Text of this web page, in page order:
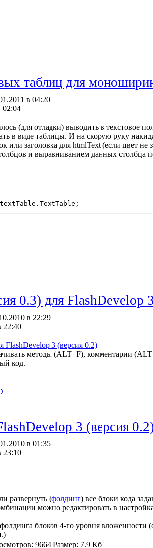
таблиц для
в 04:20
02:04
(для отладки) выводить в текстовое
в виде таблицы. И на скорую руку
или заголовка для htmlText (если цвет не
и выравниванием данных столбца
0.3) для FlashDevelop 3
в 22:29
22:40
FlashDevelop 3 (версия 0.2)
методы (ALT+F), комментарии
код.
3 (версия 0.2)
в 01:35
23:10
развернуть (фолдинг) все блоки кода
можно редактировать в
блоков 4-го уровня